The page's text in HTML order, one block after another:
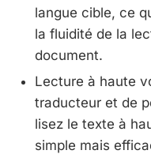
langue cible, ce
la fluidité de la
document.
Lecture à haute
traducteur et de
lisez le texte à
simple mais